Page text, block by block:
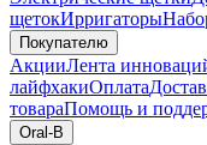
щетокИрригаторы
Покупателю
АкцииЛента
лайфхакиОплата
товараПомощь и
Oral-B